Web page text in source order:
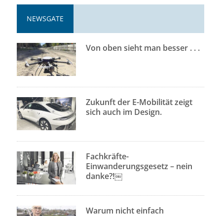
NEWSGATE
Von oben sieht man besser . . .
Zukunft der E-Mobilität zeigt
sich auch im Design.
Fachkräfte-
Einwanderungsgesetz – nein
danke?!￼
Warum nicht einfach